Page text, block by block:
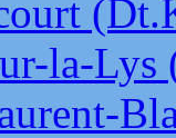
la-Lys